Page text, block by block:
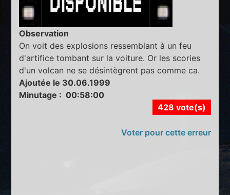
Observation
On voit des explosions ressemblant à un feu
d'artifice tombant sur la voiture. Or les scories
d'un volcan ne se désintègrent pas comme ca.
Ajoutée le 30.06.1999
Minutage : 00:58:00
428 vote(s)
Voter pour cette erreur